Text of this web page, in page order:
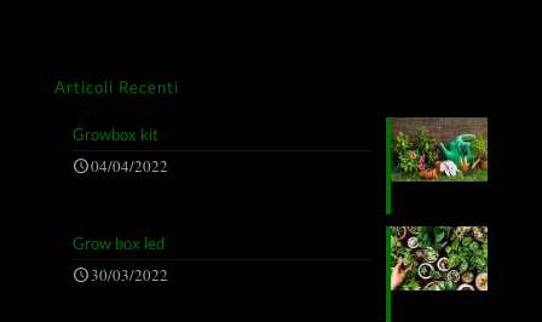
Articoli Recenti
Growbox kit
04/04/2022
Grow box led
30/03/2022